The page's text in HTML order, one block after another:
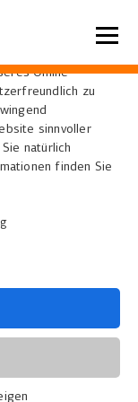
in
Bundesrepublik
ihrer
Online-
zu
sinnvoller
natürlich
finden Sie